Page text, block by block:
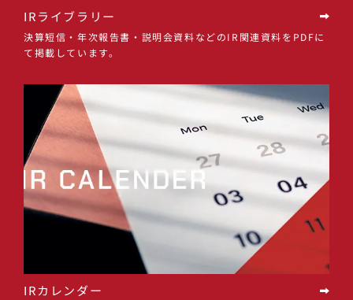
IRライブラリー
決算短信・年次報告書・説明会資料などのIR関連資料をPDFに
て掲載しています。
IRカレンダー